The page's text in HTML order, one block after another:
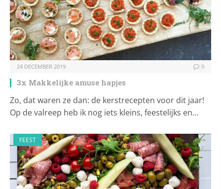
24 DECEMBER 2019 0
3x Makkelijke amuse hapjes
Zo, dat waren ze dan: de kerstrecepten voor dit jaar!
Op de valreep heb ik nog iets kleins, feestelijks en…
FEEST